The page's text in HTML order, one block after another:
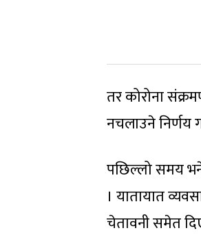
तर कोरोना
नचलाउने निर्णय
पछिल्लो समय
। यातायात
चेतावनी समेत